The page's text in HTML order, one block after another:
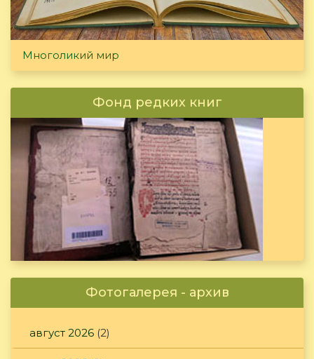
Многоликий мир
Фонд редких книг
Фотогалерея - архив
август 2026 (2)